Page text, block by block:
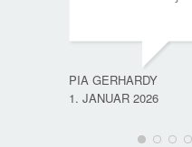
PIA GERHARDY
1. JANUAR 2026